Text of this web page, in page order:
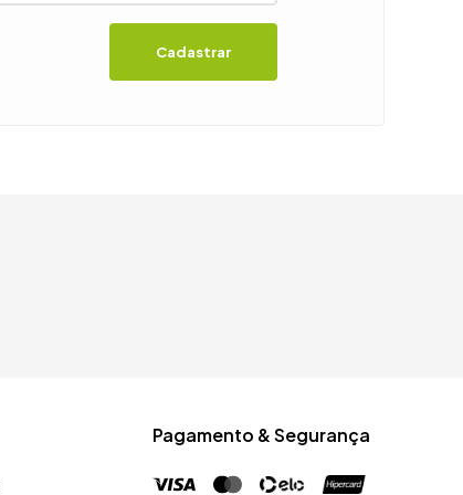
Cadastrar
Pagamento & Segurança